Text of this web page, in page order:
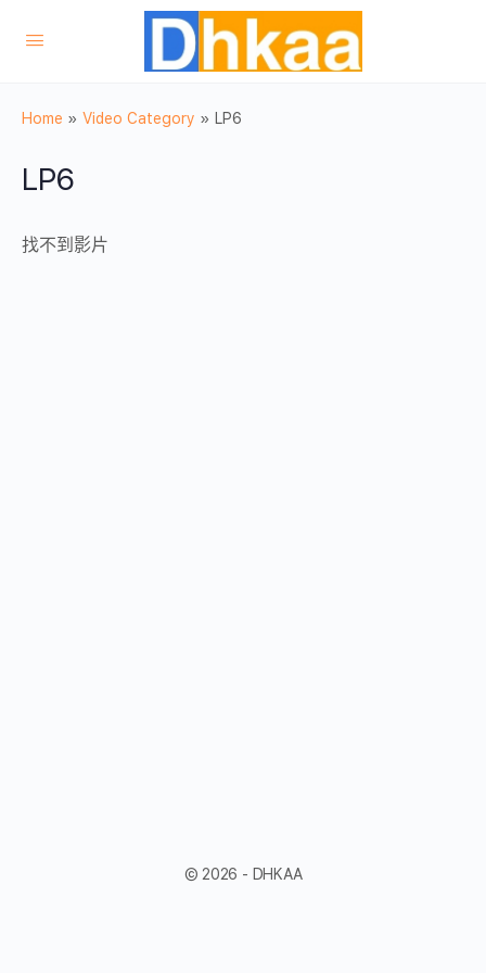
Home » Video Category » LP6
LP6
找不到影片
© 2026 - DHKAA